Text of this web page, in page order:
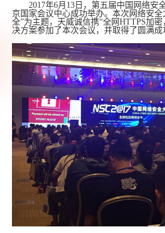
2017年6月13日，第五届中国网络安全
京国家会议中心成功举办。本次网络安
全”为主题，天威诚信携“全网HTTPS加
决方案参加了本次会议，并取得了圆满成